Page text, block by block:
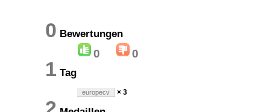
0 Bewertungen
0 0
1 Tag
europecv × 3